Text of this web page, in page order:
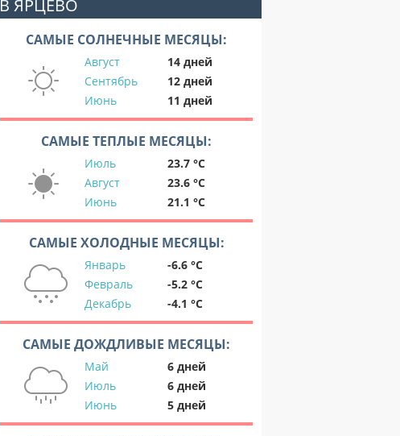
В ЯРЦЕВО
САМЫЕ СОЛНЕЧНЫЕ МЕСЯЦЫ:
Август
14 дней
Сентябрь
12 дней
Июнь
11 дней
САМЫЕ ТЕПЛЫЕ МЕСЯЦЫ:
Июль
23.7 °C
Август
23.6 °C
Июнь
21.1 °C
САМЫЕ ХОЛОДНЫЕ МЕСЯЦЫ:
Январь
-6.6 °C
Февраль
-5.2 °C
Декабрь
-4.1 °C
САМЫЕ ДОЖДЛИВЫЕ МЕСЯЦЫ:
Май
6 дней
Июль
6 дней
Июнь
5 дней